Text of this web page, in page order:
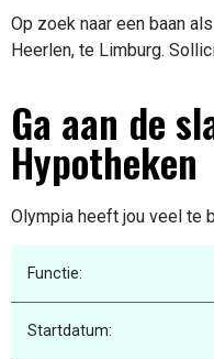
Op zoek naar een baan
Heerlen, te Limburg.
Ga aan de
Hypotheken
Olympia heeft jou veel te
Functie:
Startdatum: